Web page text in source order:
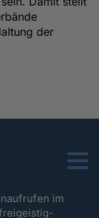
der
Menu
im